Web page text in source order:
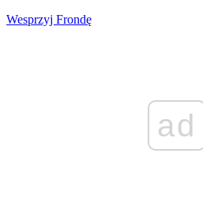
Wesprzyj Frondę
ad